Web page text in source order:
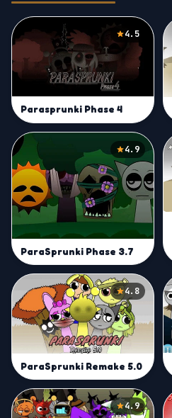
4.5
Parasprunki Phase 4
4.9
ParaSprunki Phase 3.7
4.8
ParaSprunki Remake 5.0
4.9